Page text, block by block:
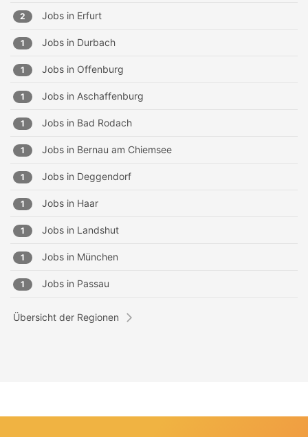
2 Jobs in Erfurt
1 Jobs in Durbach
1 Jobs in Offenburg
1 Jobs in Aschaffenburg
1 Jobs in Bad Rodach
1 Jobs in Bernau am Chiemsee
1 Jobs in Deggendorf
1 Jobs in Haar
1 Jobs in Landshut
1 Jobs in München
1 Jobs in Passau
Übersicht der Regionen